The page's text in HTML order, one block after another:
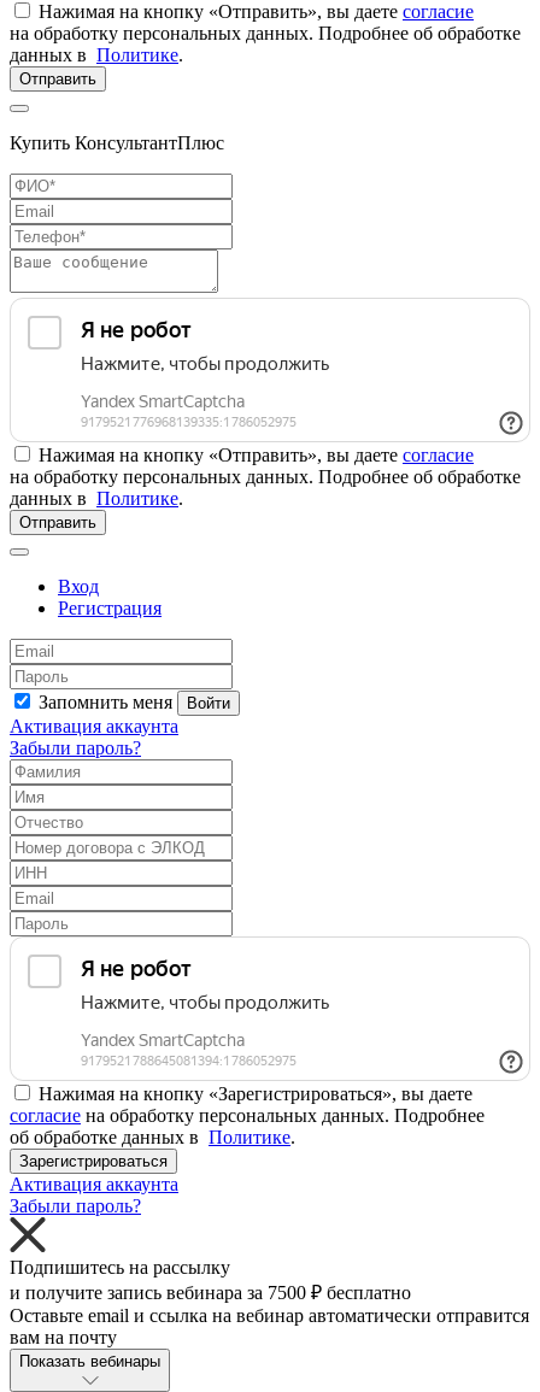
Нажимая на кнопку «Отправить», вы даете согласие
на обработку персональных данных. Подробнее об обработке
данных в Политике.
Отправить
Купить КонсультантПлюс
Нажимая на кнопку «Отправить», вы даете согласие
на обработку персональных данных. Подробнее об обработке
данных в Политике.
Отправить
Вход
Регистрация
Запомнить меня Войти
Активация аккаунта
Забыли пароль?
Нажимая на кнопку «Зарегистрироваться», вы даете
согласие на обработку персональных данных. Подробнее
об обработке данных в Политике.
Зарегистрироваться
Активация аккаунта
Забыли пароль?
Подпишитесь на рассылку
и получите запись вебинара за 7500 ₽ бесплатно
Оставьте email и ссылка на вебинар автоматически отправится
вам на почту
Показать вебинары